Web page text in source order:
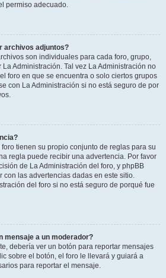
permiso adecuado.
archivos adjuntos?
son individuales para cada foro, grupo,
Administración. Tal vez La Administración no
foro en que se encuentra o solo ciertos grupos
con La Administración si no está seguro de por
tienen su propio conjunto de reglas para su
regla puede recibir una advertencia. Por favor
de La Administración del foro, y phpBB
con las advertencias dadas en este sitio.
del foro si no está seguro de porqué fue
mensaje a un moderador?
debería ver un botón para reportar mensajes
sobre el botón, el foro le llevará y guiará a
para reportar el mensaje.